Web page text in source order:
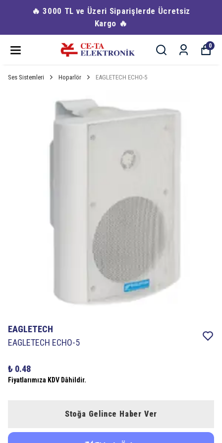
🔥 3000 TL ve Üzeri Siparişlerde Ücretsiz
Kargo 🔥
0
Ses Sistemleri Hoparlör EAGLETECH ECHO-5
EAGLETECH
EAGLETECH ECHO-5
₺ 0.48
Fiyatlarımıza KDV Dâhildir.
Stoğa Gelince Haber Ver